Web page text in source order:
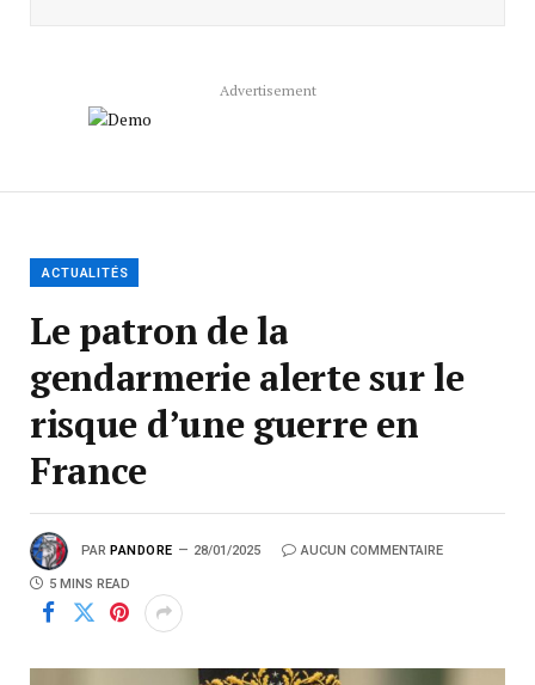
Advertisement
ACTUALITÉS
Le patron de la
gendarmerie alerte sur le
risque d’une guerre en
France
PAR PANDORE 28/01/2025 AUCUN COMMENTAIRE
5 MINS READ